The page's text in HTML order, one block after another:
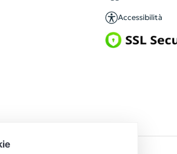
Accessibilità